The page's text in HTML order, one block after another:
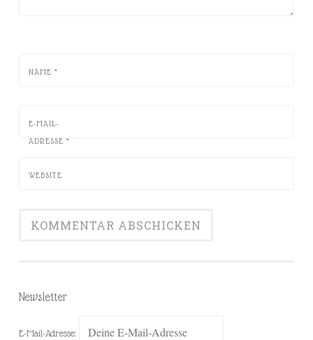
NAME *
E-MAIL-
ADRESSE *
WEBSITE
Newsletter
E-Mail-Adresse: